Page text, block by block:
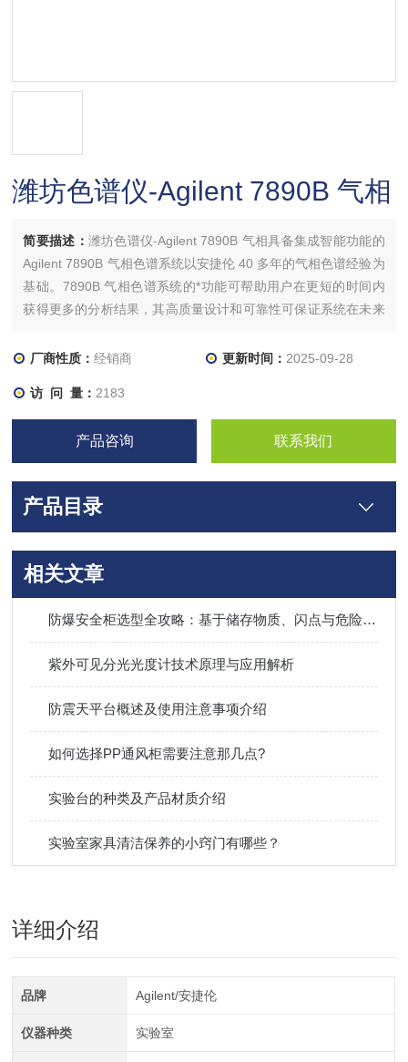
潍坊色谱仪-Agilent 7890B 气相
简要描述： 潍坊色谱仪-Agilent 7890B 气相具备集成智能功能的
Agilent 7890B 气相色谱系统以安捷伦 40 多年的气相色谱经验为
基础。7890B 气相色谱系统的*功能可帮助用户在更短的时间内
获得更多的分析结果，其高质量设计和可靠性可保证系统在未来
厂商性质：经销商 更新时间： 2025-09-28
访 问 量： 2183
产品咨询 联系我们
产品目录
相关文章
防爆安全柜选型全攻略：基于储存物质、闪点与危险等级的科学决策
紫外可见分光光度计技术原理与应用解析
防震天平台概述及使用注意事项介绍
如何选择PP通风柜需要注意那几点?
实验台的种类及产品材质介绍
实验室家具清洁保养的小窍门有哪些？
详细介绍
品牌 Agilent/安捷伦
仪器种类 实验室